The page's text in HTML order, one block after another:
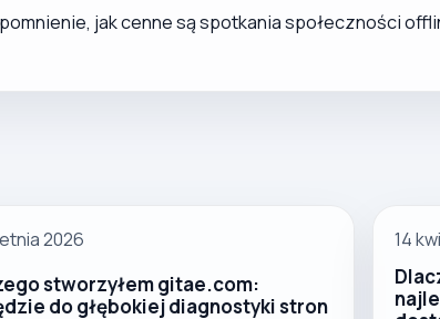
jak cenne są spotkania społeczności
2026
stworzyłem gitae.com:
do głębokiej diagnostyki stron
14